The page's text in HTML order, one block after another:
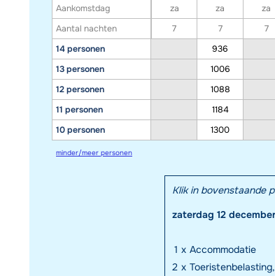
Aankomstdag
Aantal nachten
14 personen
13 personen
12 personen
11 personen
10 personen
za
za za
7
7 7
936
1006
1088
1184
1300
minder/meer personen
Klik in bovenstaande
zaterdag 12
1 x Accommodatie
2 x